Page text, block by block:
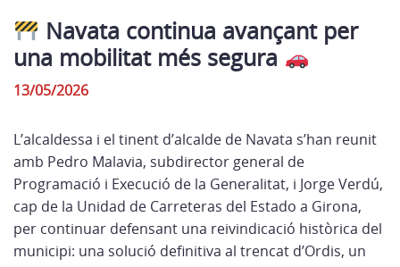
Navata continua avançant per
una mobilitat més segura
13/05/2026
L’alcaldessa i el tinent d’alcalde de Navata s’han reunit
amb Pedro Malavia, subdirector general de
Programació i Execució de la Generalitat, i Jorge Verdú,
cap de la Unidad de Carreteras del Estado a Girona,
per continuar defensant una reivindicació històrica del
municipi: una solució definitiva al trencat d’Ordis, un